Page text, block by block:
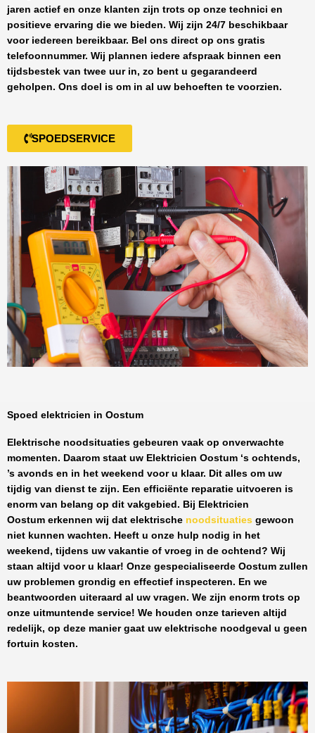
jaren actief en onze klanten zijn trots op onze technici en
positieve ervaring die we bieden. Wij zijn 24/7 beschikbaar
voor iedereen bereikbaar. Bel ons direct op ons gratis
telefoonnummer. Wij plannen iedere afspraak binnen een
tijdsbestek van twee uur in, zo bent u gegarandeerd
geholpen. Ons doel is om in al uw behoeften te voorzien.
SPOEDSERVICE
Spoed elektricien in Oostum
Elektrische noodsituaties gebeuren vaak op onverwachte
momenten. Daarom staat uw Elektricien Oostum ‘s ochtends,
’s avonds en in het weekend voor u klaar. Dit alles om uw
tijdig van dienst te zijn. Een efficiënte reparatie uitvoeren is
enorm van belang op dit vakgebied. Bij Elektricien
Oostum erkennen wij dat elektrische noodsituaties gewoon
niet kunnen wachten. Heeft u onze hulp nodig in het
weekend, tijdens uw vakantie of vroeg in de ochtend? Wij
staan altijd voor u klaar! Onze gespecialiseerde Oostum zullen
uw problemen grondig en effectief inspecteren. En we
beantwoorden uiteraard al uw vragen. We zijn enorm trots op
onze uitmuntende service! We houden onze tarieven altijd
redelijk, op deze manier gaat uw elektrische noodgeval u geen
fortuin kosten.